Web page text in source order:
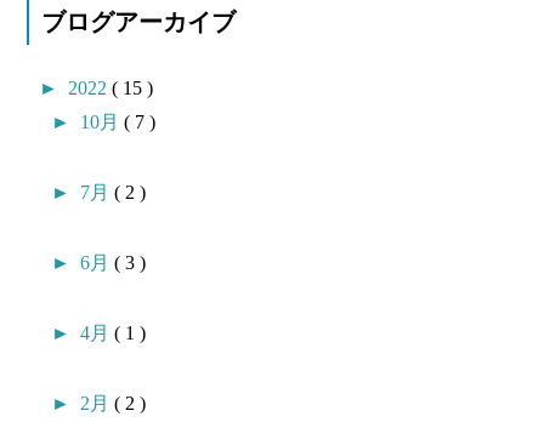
ブログアーカイブ
► 2022( 15 )
► 10月( 7 )
► 7月( 2 )
►6月( 3 )
►4月( 1 )
► 2月( 2 )